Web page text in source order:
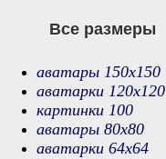
Все размеры
аватары 150х150
аватарки 120х120
картинки 100
аватары 80х80
аватарки 64х64